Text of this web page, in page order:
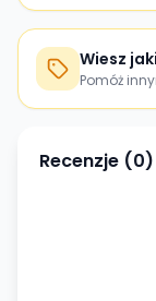
Wiesz
Pomóż
Recenzje (0)